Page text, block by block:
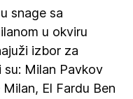
snage sa
u okviru
izbor za
su: Milan Pavkov
El Fardu Ben